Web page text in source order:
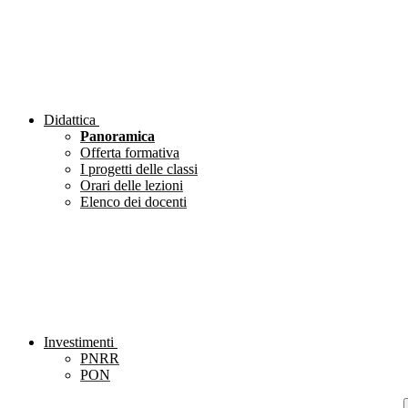
Didattica
Panoramica
Offerta formativa
I progetti delle classi
Orari delle lezioni
Elenco dei docenti
Investimenti
PNRR
PON